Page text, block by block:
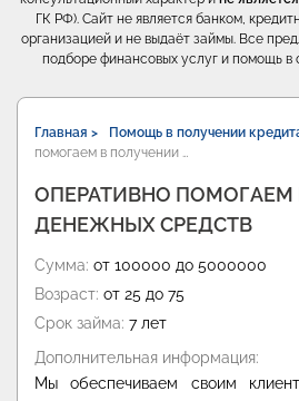
ГК РФ). Сайт не является банком,
организацией и не выдаёт займы. Все
подборе финансовых услуг и помощь в
Главная > Помощь в получении
помогаем в получении …
ОПЕРАТИВНО ПОМОГАЕМ
ДЕНЕЖНЫХ СРЕДСТВ
Сумма: от 100000 до 5000000
Возраст: от 25 до 75
Срок займа: 7 лет
Дополнительная информация:
Мы обеспечиваем своим